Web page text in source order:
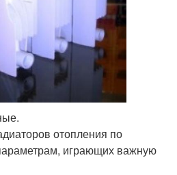
отопления по
играющих важную